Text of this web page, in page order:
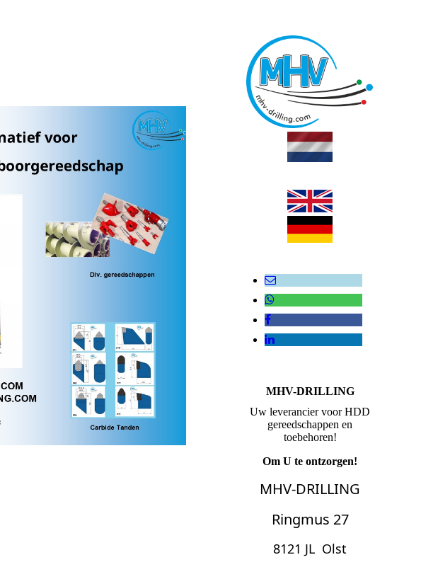
MHV-DRILLING
Uw leverancier voor HDD
gereedschappen en
toebehoren!
Om U te ontzorgen!
MHV-DRILLING
Ringmus 27
8121 JL Olst